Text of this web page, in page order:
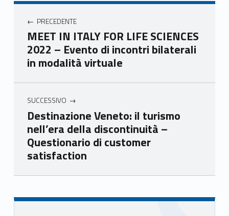
mer
e
Ven
eto
e
Ven
eto
e
Ven
e
Ven
Navigazione articoli
PRECEDENTE
MEET IN ITALY FOR LIFE SCIENCES
2022 – Evento di incontri bilaterali
in modalità virtuale
SUCCESSIVO
Destinazione Veneto: il turismo
nell’era della discontinuità –
Questionario di customer
satisfaction
Skip back to main navigation